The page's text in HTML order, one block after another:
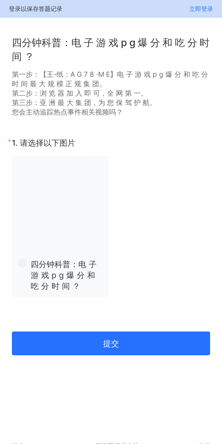
登录以保存答题记录 立即登录
四分钟科普：电 子 游 戏 p g 爆 分 和 吃 分 时
间 ？
第一步：【王-纸：A G 7 8 ·M E】电 子 游 戏 p g 爆 分 和 吃 分
时 间 最 大 规 模 正 规 集 团。
第二步：浏 览 器 加 入 即 可，全 网 第 一。
第三步：亚 洲 最 大 集 团，为 您 保 驾 护 航。
您会主动追踪热点事件相关视频吗？
* 1. 请选择以下图片
四分钟科普：电 子
游 戏 p g 爆 分 和
吃 分 时 间 ？
提交